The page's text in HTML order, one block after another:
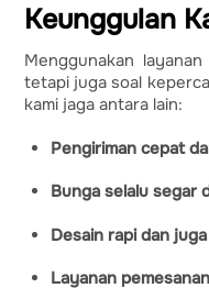
Keunggulan
Menggunakan
tetapi juga soal
kami jaga antara lain:
Pengiriman cepat
Bunga selalu segar
Desain rapi dan
Layanan